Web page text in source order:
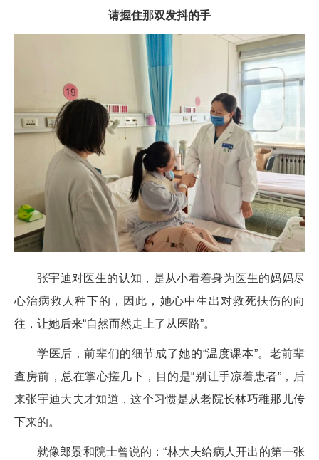
请握住那双发抖的手
张宇迪对医生的认知，是从小看着身为医生的妈妈尽
心治病救人种下的，因此，她心中生出对救死扶伤的向
往，让她后来“自然而然走上了从医路”。
学医后，前辈们的细节成了她的“温度课本”。老前辈
查房前，总在掌心搓几下，目的是“别让手凉着患者”，后
来张宇迪大夫才知道，这个习惯是从老院长林巧稚那儿传
下来的。
就像郎景和院士曾说的：“林大夫给病人开出的第一张